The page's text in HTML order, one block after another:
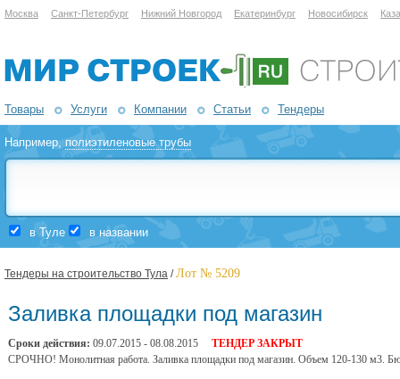
Москва Санкт-Петербург Нижний Новгород Екатеринбург Новосибирск
Товары Услуги Компании Статьи Тендеры
Например,полиэтиленовые трубы
в Туле в названии
Тендеры на строительство Тула /Лот № 5209
Заливка площадки под магазин
Сроки действия: 09.07.2015 - 08.08.2015
ТЕНДЕР ЗАКРЫТ
СРОЧНО! Монолитная работа. Заливка площадки под магазин. Объем 120-130 м3.